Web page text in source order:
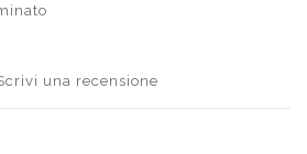
una recensione